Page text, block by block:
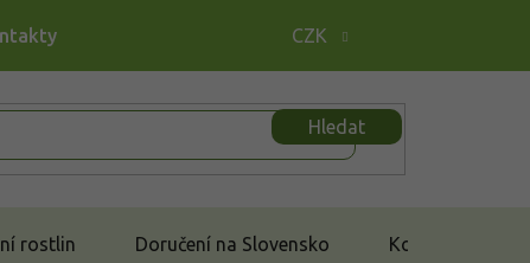
CZK
Hledat
rostlin Doručení na Slovensko Kontakt